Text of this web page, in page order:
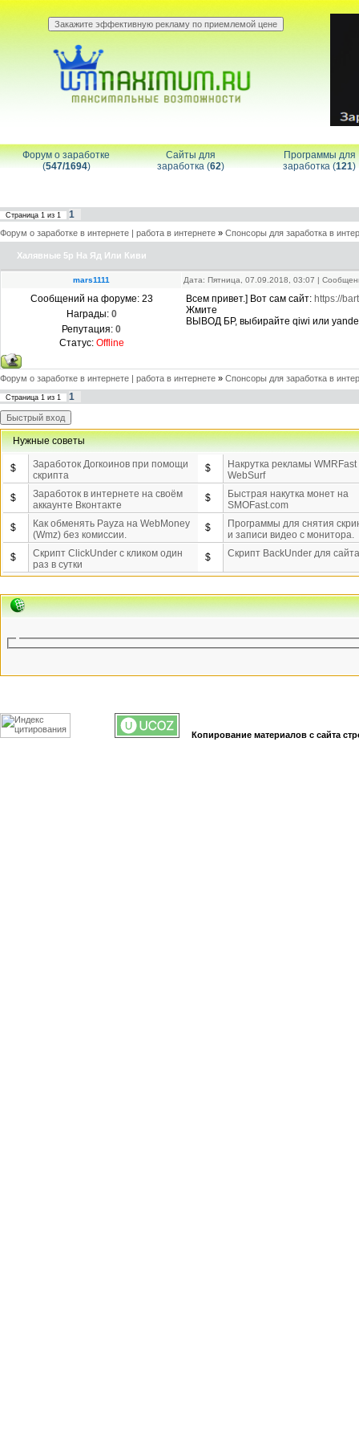
Форум о заработке
(547/1694)
Сайты для
заработка (62)
Программы для
заработка (121)
Страница 1 из 1 1
Форум о заработке в интернете | работа в интернете » Спонсоры для заработка в
Халявные 5р На Яд Или Киви
mars1111 Дата: Пятница, 07.09.2018, 03:07 |
Сообщений на форуме: 23
Награды: 0
Репутация: 0
Статус: Offline
Всем привет.] Вот сам сайт: https://
Жмите
ВЫВОД БР, выбирайте qiwi или
Форум о заработке в интернете | работа в интернете » Спонсоры для заработка в
Страница 1 из 1 1
Нужные советы
$
Заработок Догкоинов при помощи
скрипта
$
Накрутка рекламы WMRFast
WebSurf
$
Заработок в интернете на своём
аккаунте Вконтакте
$
Быстрая накутка монет на
SMOFast.com
$
Как обменять Payza на WebMoney
(Wmz) без комиссии.
$
Программы для снятия
и записи видео с монитора.
$
Скрипт ClickUnder с кликом один
раз в сутки
$ Скрипт BackUnder для сайта
Копирование материалов с сайта